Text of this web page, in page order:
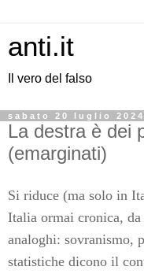
anti.it
Il vero del falso
sabato 20 luglio 2024
La destra è dei
(emarginati)
Si riduce (ma solo in
Italia ormai cronica,
analoghi: sovranismo,
statistiche dicono il